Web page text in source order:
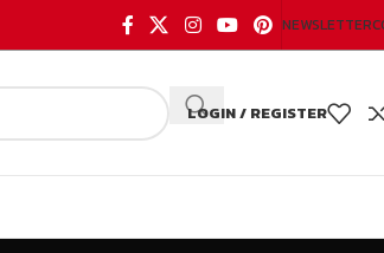
NEWSLETTER
LOGIN / REGISTER